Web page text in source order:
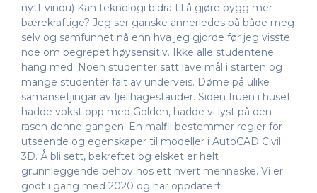
nytt vindu) Kan teknologi bidra til å gjøre bygg mer
bærekraftige? Jeg ser ganske annerledes på både meg
selv og samfunnet nå enn hva jeg gjorde før jeg visste
noe om begrepet høysensitiv. Ikke alle studentene
hang med. Noen studenter satt lave mål i starten og
mange studenter falt av underveis. Døme på ulike
samansetjingar av fjellhagestauder. Siden fruen i huset
hadde vokst opp med Golden, hadde vi lyst på den
rasen denne gangen. En malfil bestemmer regler for
utseende og egenskaper til modeller i AutoCAD Civil
3D. Å bli sett, bekreftet og elsket er helt
grunnleggende behov hos ett hvert menneske. Vi er
godt i gang med 2020 og har oppdatert